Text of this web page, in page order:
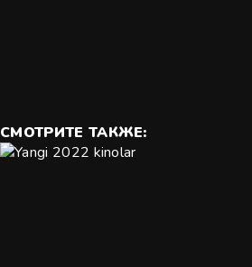
СМОТРИТЕ ТАКЖЕ: